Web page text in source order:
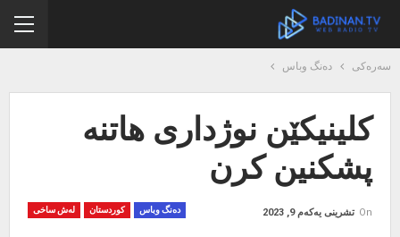
سەرەکی دەنگ وباس
کلینیکێن نوژداری هاتنە
پشکنین کرن
دەنگ وباس کوردستان لەش ساخی On تشرینی یەکەم 9, 2023